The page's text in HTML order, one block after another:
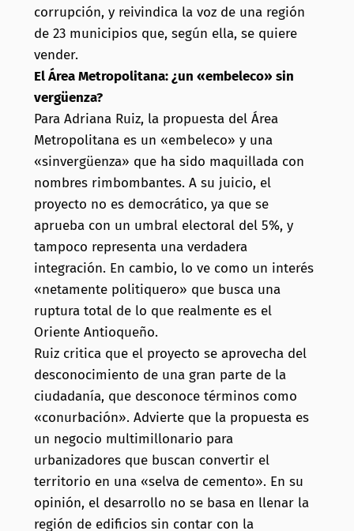
corrupción, y reivindica la voz de una región
de 23 municipios que, según ella, se quiere
vender.
El Área Metropolitana: ¿un «embeleco» sin
vergüenza?
Para Adriana Ruiz, la propuesta del Área
Metropolitana es un «embeleco» y una
«sinvergüenza» que ha sido maquillada con
nombres rimbombantes. A su juicio, el
proyecto no es democrático, ya que se
aprueba con un umbral electoral del 5%, y
tampoco representa una verdadera
integración. En cambio, lo ve como un interés
«netamente politiquero» que busca una
ruptura total de lo que realmente es el
Oriente Antioqueño.
Ruiz critica que el proyecto se aprovecha del
desconocimiento de una gran parte de la
ciudadanía, que desconoce términos como
«conurbación». Advierte que la propuesta es
un negocio multimillonario para
urbanizadores que buscan convertir el
territorio en una «selva de cemento». En su
opinión, el desarrollo no se basa en llenar la
región de edificios sin contar con la